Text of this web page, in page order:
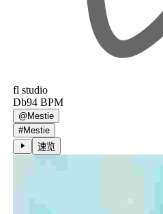
fl studio
Db94BPM
@ Mestie
#Mestie
速览